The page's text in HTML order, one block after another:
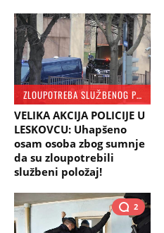
ZLOUPOTREBA SLUŽBENOG POLOŽAJA
VELIKA AKCIJA POLICIJE U
LESKOVCU: Uhapšeno
osam osoba zbog sumnje
da su zloupotrebili
službeni položaj!
2